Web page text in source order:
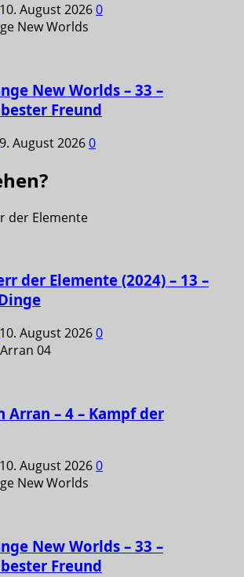
10. August 20260
New Worlds – 33 –
Freund
9. August 20260
der Elemente (2024) – 13 –
10. August 20260
Arran – 4 – Kampf der
10. August 20260
New Worlds – 33 –
Freund